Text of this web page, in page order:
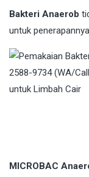
Bakteri Anaerob
untuk
MICROBAC